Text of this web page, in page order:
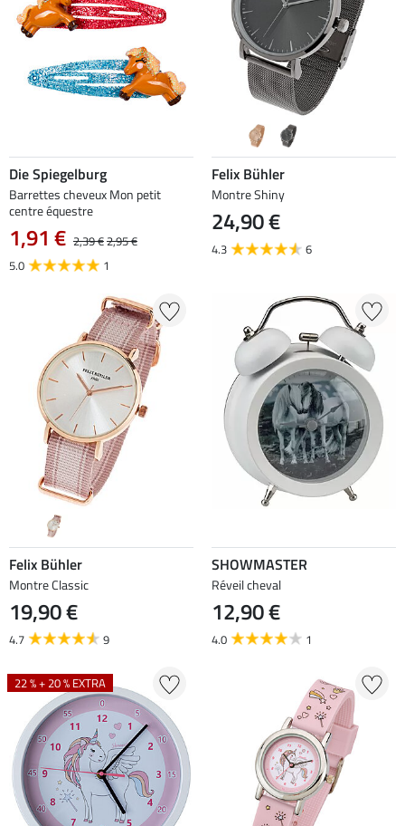
Die Spiegelburg
Barrettes cheveux Mon petit
centre équestre
1,91 € 2,39 €2,95 €
5.0
1
Felix Bühler
Montre Shiny
24,90 €
4.3 6
Felix Bühler
Montre Classic
19,90 €
4.7 9
SHOWMASTER
Réveil cheval
12,90 €
4.0 1
22 % + 20 % EXTRA